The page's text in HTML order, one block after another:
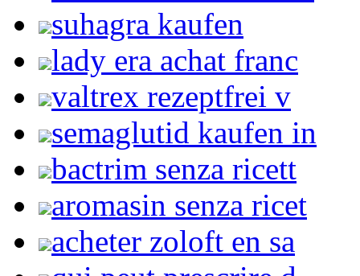
suhagra kaufen
lady era achat franc
valtrex rezeptfrei v
semaglutid kaufen in
bactrim senza ricett
aromasin senza ricet
acheter zoloft en sa